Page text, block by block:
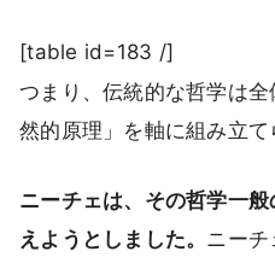
[table id=183 /]
つまり、伝統的な哲学は
然的原理」を軸に組み立て
ニーチェは、その哲学一
えようとしました。 ニーチ